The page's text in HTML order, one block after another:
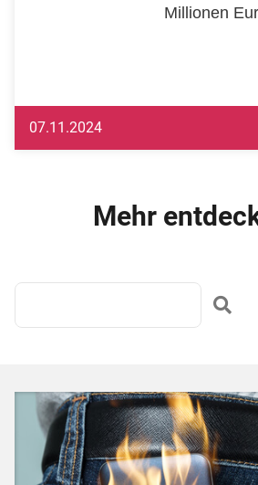
07.11.2024
Millionen
Mehr